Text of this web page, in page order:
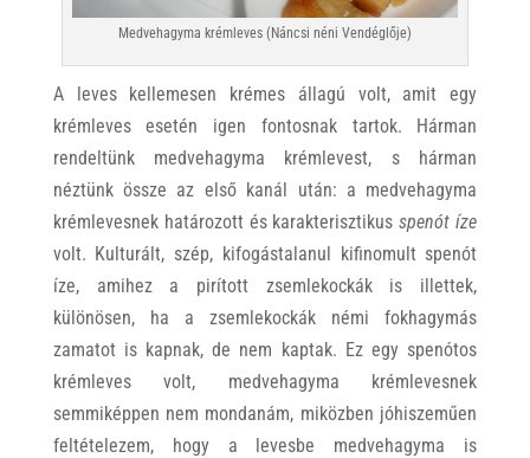
Medvehagyma krémleves (Náncsi néni Vendéglője)
A leves kellemesen krémes állagú volt, amit egy
krémleves esetén igen fontosnak tartok. Hárman
rendeltünk medvehagyma krémlevest, s hárman
néztünk össze az első kanál után: a medvehagyma
krémlevesnek határozott és karakterisztikusspenót íze
volt. Kulturált, szép, kifogástalanul kifinomult spenót
íze, amihez a pirított zsemlekockák is illettek,
különösen, ha a zsemlekockák némi fokhagymás
zamatot is kapnak, de nem kaptak. Ez egy spenótos
krémleves volt, medvehagyma krémlevesnek
semmiképpen nem mondanám, miközben jóhiszeműen
feltételezem, hogy a levesbe medvehagyma is